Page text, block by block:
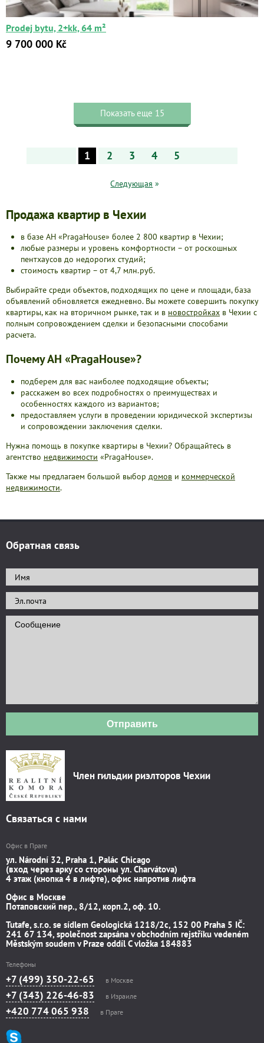
Продажа квартир в Чехии
в базе АН «PragaHouse» более 2 800 квартир в Чехии;
любые размеры и уровень комфортности – от роскошных
пентхаусов до недорогих студий;
стоимость квартир – от 4,7 млн.руб.
Выбирайте среди объектов, подходящих по цене и площади, база
объявлений обновляется ежедневно. Вы можете совершить покупку
квартиры, как на вторичном рынке, так и в новостройках в Чехии с
полным сопровождением сделки и безопасными способами
расчета.
Почему АН «PragaHouse»?
подберем для вас наиболее подходящие объекты;
расскажем во всех подробностях о преимуществах и
особенностях каждого из вариантов;
предоставляем услуги в проведении юридической экспертизы
и сопровождении заключения сделки.
Нужна помощь в покупке квартиры в Чехии? Обращайтесь в
агентство недвижимости «PragaHouse».
Также мы предлагаем большой выбор домов и коммерческой
недвижимости.
Prodej bytu, 2+kk, 64 m²
9 700 000 Kč
Показать еще 15
1 2 3 4 5
Следующая »
Обратная связь
Отправить
Член гильдии риэлторов Чехии
Связаться с нами
Офис в Праге
ул. Národní 32, Praha 1, Palác Chicago
(вход через арку со стороны ул. Charvátova)
4 этаж (кнопка 4 в лифте), офис напротив лифта
Офис в Москве
Потаповский пер., 8/12, корп.2, оф. 10.
Tutafe, s.r.o. se sídlem Geologická 1218/2c, 152 00 Praha 5 IČ:
241 67 134, společnost zapsána v obchodním rejstříku vedeném
Městským soudem v Praze oddíl C vložka 184883
Телефоны
+7 (499) 350-22-65 в Москве
+7 (343) 226-46-83 в Израиле
+420 774 065 938 в Праге